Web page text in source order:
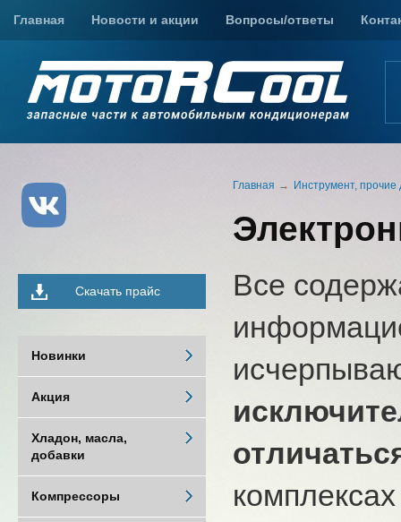
Главная Новости и акции Вопросы/ответы
Главная Инструмент, прочие
Все
Скачать прайс
Новинки
Акция
Хладон, масла,
добавки
Компрессоры